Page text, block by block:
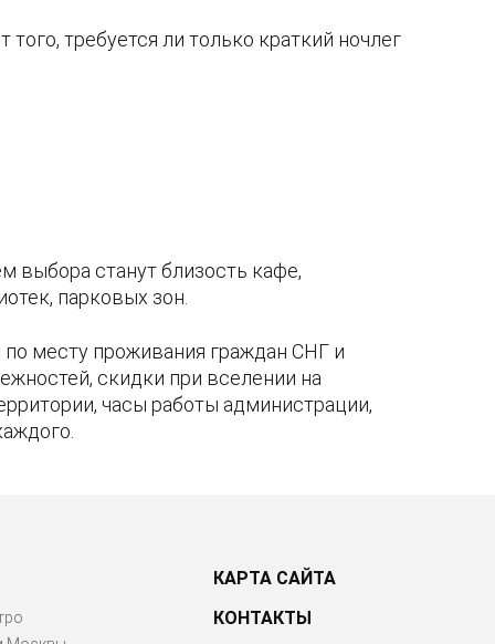
требуется ли только краткий ночлег
выбора станут близость кафе,
парковых зон.
месту проживания граждан СНГ и
скидки при вселении на
часы работы администрации,
КАРТА САЙТА
КОНТАКТЫ